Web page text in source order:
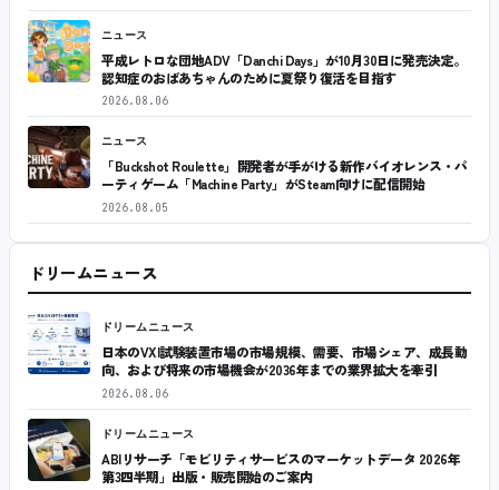
ニュース
平成レトロな団地ADV「Danchi Days」が10月30日に発売決定。
認知症のおばあちゃんのために夏祭り復活を目指す
2026.08.06
ニュース
「Buckshot Roulette」開発者が手がける新作バイオレンス・パ
ーティゲーム「Machine Party」がSteam向けに配信開始
2026.08.05
ドリームニュース
ドリームニュース
日本のVXI試験装置市場の市場規模、需要、市場シェア、成長動
向、および将来の市場機会が2036年までの業界拡大を牽引
2026.08.06
ドリームニュース
ABIリサーチ「モビリティサービスのマーケットデータ 2026年
第3四半期」出版・販売開始のご案内